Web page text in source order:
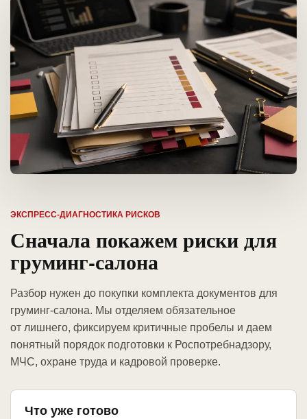
ЭКСПРЕСС-ДИАГНОСТИКА РИСКОВ
Сначала покажем риски для
груминг-салона
Разбор нужен до покупки комплекта документов для
груминг-салона. Мы отделяем обязательное
от лишнего, фиксируем критичные пробелы и даем
понятный порядок подготовки к Роспотребнадзору,
МЧС, охране труда и кадровой проверке.
Что уже готово